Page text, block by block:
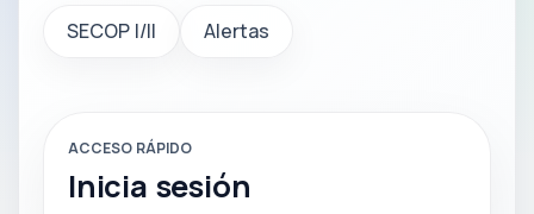
SECOP I/II Alertas
ACCESO RÁPIDO
Inicia sesión